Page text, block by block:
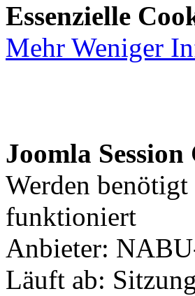
Essenzielle
Mehr Weniger
Joomla Session
Werden
funktioniert
Anbieter:
Läuft ab: